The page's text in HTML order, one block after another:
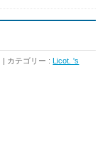
カテゴリー :Licot. 's